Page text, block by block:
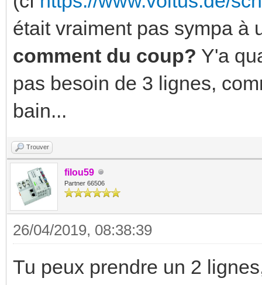
était vraiment pas sympa à
comment du coup? Y'a
pas besoin de 3 lignes,
bain...
Trouver
filou59
Partner 66506
26/04/2019, 08:38:39
Tu peux prendre un 2